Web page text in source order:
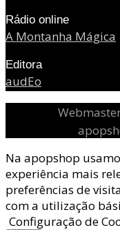
Rádio online
A Montanha Mágica
Editora
audEo
Na apopshop
experiência mais
preferências de
com a utilização
Configuração de